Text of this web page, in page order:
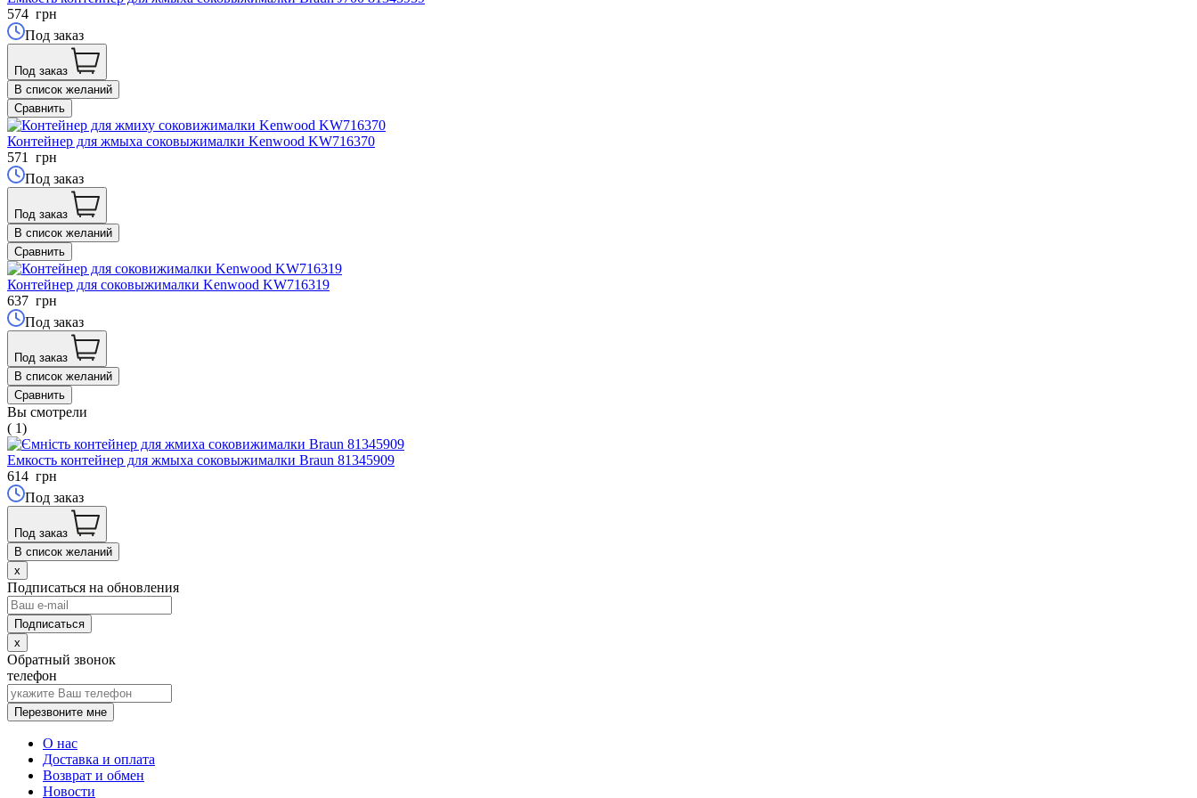
574 грн
Под заказ
Под заказ
В список желаний
Сравнить
Контейнер для жмыха соковыжималки Kenwood KW716370
571
грн
Под заказ
Под заказ
В список желаний
Сравнить
Контейнер для соковыжималки Kenwood KW716319
637 грн
Под заказ
Под заказ
В список желаний
Сравнить
Вы смотрели
( 1)
Емкость контейнер для жмыха соковыжималки Braun 81345909
614 грн
Под заказ
Под заказ
В список желаний
x
Подписаться на обновления
x
Обратный звонок
телефон
Перезвоните мне
О нас
Доставка и оплата
Возврат и обмен
Новости